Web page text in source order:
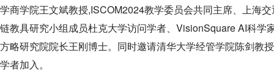
学商学院王文斌教授,ISCOM2024教学委员会共同主席、上海
链教具研究小组成员杜克大学访问学者、VisionSquare AI科学
方略研究院院长王刚博士。同时邀请清华大学经管学院陈剑教
学者加入。